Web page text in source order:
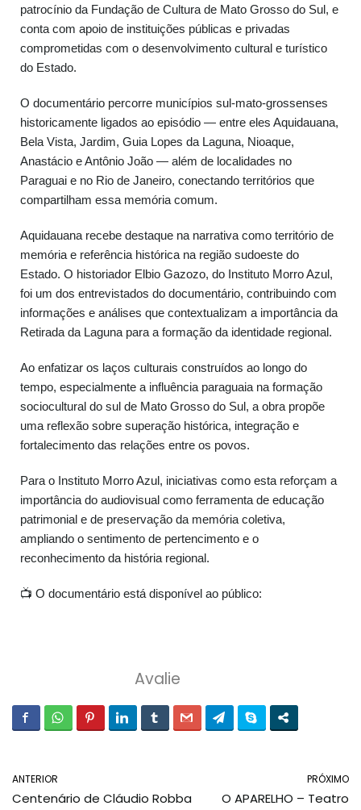
patrocínio da Fundação de Cultura de Mato Grosso do Sul, e
conta com apoio de instituições públicas e privadas
comprometidas com o desenvolvimento cultural e turístico
do Estado.
O documentário percorre municípios sul-mato-grossenses
historicamente ligados ao episódio — entre eles Aquidauana,
Bela Vista, Jardim, Guia Lopes da Laguna, Nioaque,
Anastácio e Antônio João — além de localidades no
Paraguai e no Rio de Janeiro, conectando territórios que
compartilham essa memória comum.
Aquidauana recebe destaque na narrativa como território de
memória e referência histórica na região sudoeste do
Estado. O historiador Elbio Gazozo, do Instituto Morro Azul,
foi um dos entrevistados do documentário, contribuindo com
informações e análises que contextualizam a importância da
Retirada da Laguna para a formação da identidade regional.
Ao enfatizar os laços culturais construídos ao longo do
tempo, especialmente a influência paraguaia na formação
sociocultural do sul de Mato Grosso do Sul, a obra propõe
uma reflexão sobre superação histórica, integração e
fortalecimento das relações entre os povos.
Para o Instituto Morro Azul, iniciativas como esta reforçam a
importância do audiovisual como ferramenta de educação
patrimonial e de preservação da memória coletiva,
ampliando o sentimento de pertencimento e o
reconhecimento da história regional.
📺 O documentário está disponível ao público:
Avalie
ANTERIOR
Centenário de Cláudio Robba
PRÓXIMO
O APARELHO – Teatro